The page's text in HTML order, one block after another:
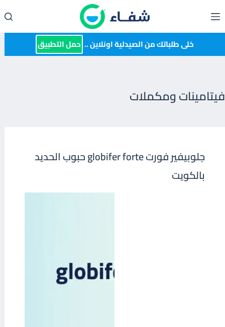
إلى
المحتوى خلى طلباتك من الصيدلية اونلاين .. حمل التطبيق
فيتامينات ومكملات
جلوبيفير فورت globifer forte حبوب الحديد
بالكويت